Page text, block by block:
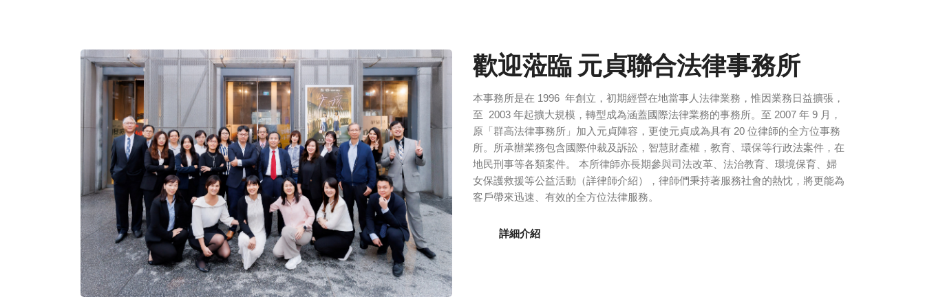
歡迎蒞臨 元貞聯合法律事務所
本事務所是在 1996 年創立，初期經營在地當事人法律業務，惟因業務日益擴張，
至 2003 年起擴大規模，轉型成為涵蓋國際法律業務的事務所。至 2007 年 9 月，
原「群高法律事務所」加入元貞陣容，更使元貞成為具有 20 位律師的全方位事務
所。所承辦業務包含國際仲裁及訴訟，智慧財產權，教育、環保等行政法案件，在
地民刑事等各類案件。 本所律師亦長期參與司法改革、法治教育、環境保育、婦
女保護救援等公益活動（詳律師介紹），律師們秉持著服務社會的熱忱，將更能為
客戶帶來迅速、有效的全方位法律服務。
詳細介紹